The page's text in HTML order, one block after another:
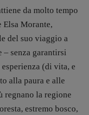
da molto tempo
Morante,
del suo viaggio a
– senza garantirsi
(di vita, e
alla paura e alle
regnano la regione
estremo bosco,